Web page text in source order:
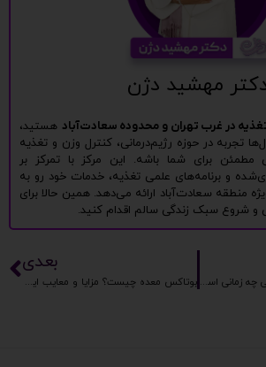
مهشید دژن
در غرب تهران و محدوده سعادت‌آباد هستید،
تجربه در حوزه رژیم‌درمانی، کنترل وزن و تغذیه
مطمئن برای شما باشه. این مرکز با تمرکز بر
و برنامه‌های علمی تغذیه، خدمات خود رو به
منطقه سعادت‌آباد ارائه می‌دهد. همین حالا برای
شروع سبک زندگی سالم اقدام کنید.
بهترین زمان برای وزن کشی چه زمانی است؟
بعدی
بوتاکس معده چیست؟ مزایا و معایب این روش لاغری